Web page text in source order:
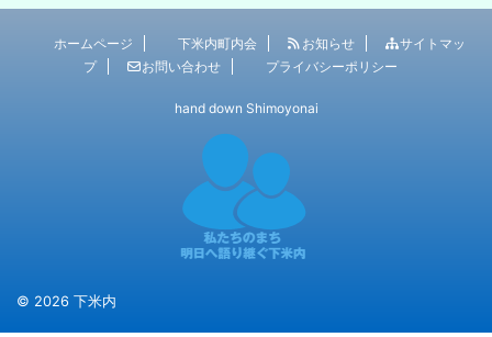
ホームページ 下米内町内会 お知らせ
サイトマッ
プ
お問い合わせ プライバシーポリシー
hand down Shimoyonai
© 2026 下米内